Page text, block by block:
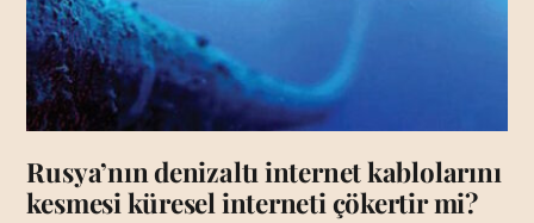
Rusya’nın denizaltı internet kablolarını
kesmesi küresel interneti çökertir mi?